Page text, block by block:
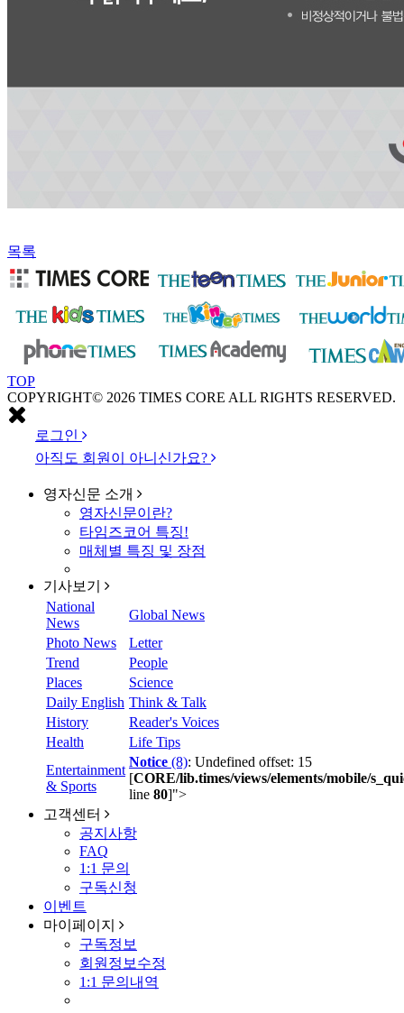
목록
TOP
COPYRIGHT© 2026 TIMES CORE ALL RIGHTS RESERVED.
로그인
아직도 회원이 아니신가요?
영자신문 소개
영자신문이란?
타임즈코어 특징!
매체별 특징 및 장점
기사보기
National
News
Global News
Photo News
Letter
Trend
People
Places
Science
Daily English Think & Talk
History
Reader's Voices
Health
Life Tips
Entertainment
& Sports
Notice (8): Undefined offset: 15
[CORE/lib.times/views/elements/mobile/
line 80]">
고객센터
공지사항
FAQ
1:1 문의
구독신청
이벤트
마이페이지
구독정보
회원정보수정
1:1 문의내역